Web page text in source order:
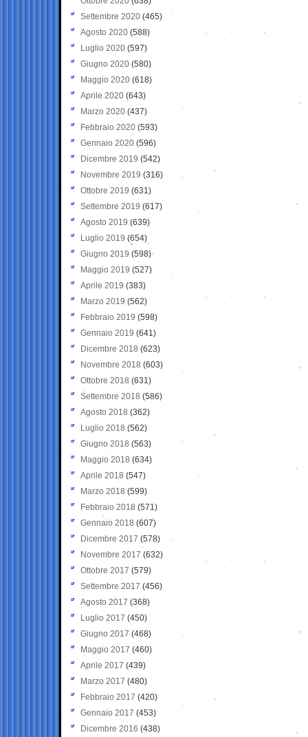
Settembre 2020(465)
Agosto 2020 (588)
Luglio 2020 (597)
Giugno 2020 (580)
Maggio 2020 (618)
Aprile 2020 (643)
Marzo 2020 (437)
Febbraio 2020 (593)
Gennaio 2020 (596)
Dicembre 2019 (542)
Novembre 2019 (316)
Ottobre 2019 (631)
Settembre 2019 (617)
Agosto 2019 (639)
Luglio 2019 (654)
Giugno 2019 (598)
Maggio 2019 (527)
Aprile 2019 (383)
Marzo 2019 (562)
Febbraio 2019 (598)
Gennaio 2019 (641)
Dicembre 2018 (623)
Novembre 2018 (603)
Ottobre 2018 (631)
Settembre 2018 (586)
Agosto 2018 (362)
Luglio 2018 (562)
Giugno 2018 (563)
Maggio 2018 (634)
Aprile 2018 (547)
Marzo 2018 (599)
Febbraio 2018 (571)
Gennaio 2018 (607)
Dicembre 2017 (578)
Novembre 2017 (632)
Ottobre 2017 (579)
Settembre 2017 (456)
Agosto 2017 (368)
Luglio 2017 (450)
Giugno 2017 (468)
Maggio 2017 (460)
Aprile 2017 (439)
Marzo 2017 (480)
Febbraio 2017 (420)
Gennaio 2017 (453)
Dicembre 2016 (438)